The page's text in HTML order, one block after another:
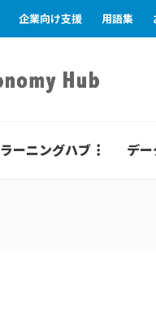
企業向け支援 用語集
ラーニングハブ デー